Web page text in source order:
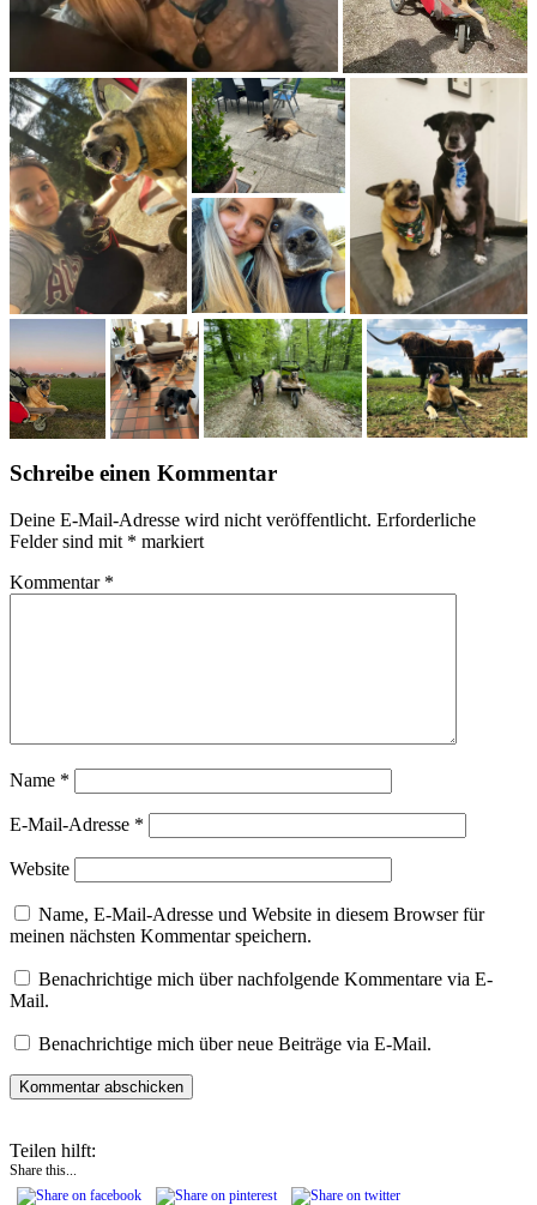
Schreibe einen Kommentar
Deine E-Mail-Adresse wird nicht veröffentlicht. Erforderliche
Felder sind mit * markiert
Kommentar *
Name *
E-Mail-Adresse *
Website
Name, E-Mail-Adresse und Website in diesem Browser für
meinen nächsten Kommentar speichern.
Benachrichtige mich über nachfolgende Kommentare via E-
Mail.
Benachrichtige mich über neue Beiträge via E-Mail.
Teilen hilft:
Share this...